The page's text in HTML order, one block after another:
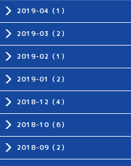
2019-04（1）
2019-03（2）
2019-02（1）
2019-01（2）
2018-12（4）
2018-10（6）
2018-09（2）